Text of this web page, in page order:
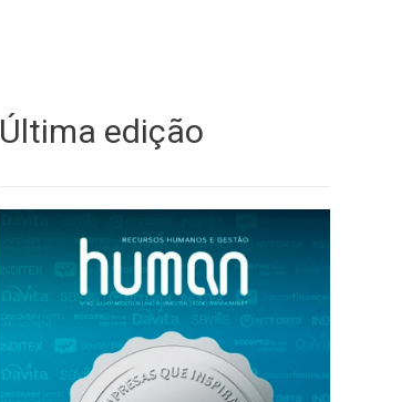
Última edição